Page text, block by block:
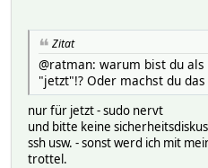
#ExecStart=/usr/bin/perl
Restart=always
[Install]
WantedBy=multi-user.target
Zitat
@ratman: warum bist du
"jetzt"!? Oder machst du
nur für jetzt - sudo nervt
und bitte keine
ssh usw. - sonst werd ich mit
trottel.